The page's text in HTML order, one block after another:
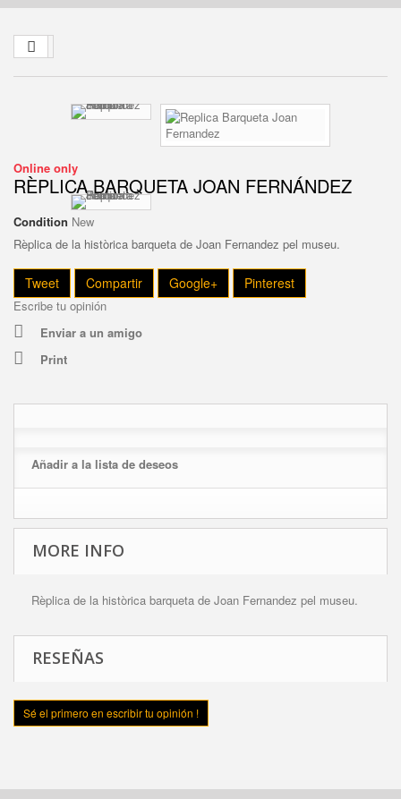
Online only
RÈPLICA BARQUETA JOAN FERNÁNDEZ
Condition New
Rèplica de la històrica barqueta de Joan Fernandez pel museu.
Tweet Compartir Google+ Pinterest
Escribe tu opinión
Enviar a un amigo
Print
Añadir a la lista de deseos
MORE INFO
Rèplica de la històrica barqueta de Joan Fernandez pel museu.
RESEÑAS
Sé el primero en escribir tu opinión !